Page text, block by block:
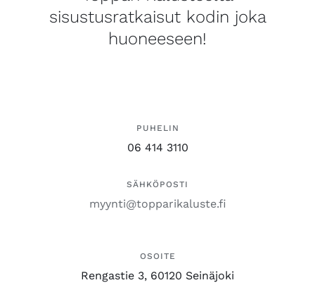
sisustusratkaisut kodin joka
huoneeseen!
PUHELIN
06 414 3110
SÄHKÖPOSTI
myynti@topparikaluste.fi
OSOITE
Rengastie 3, 60120 Seinäjoki